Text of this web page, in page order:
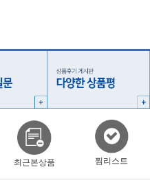
최근본상품 찜리스트